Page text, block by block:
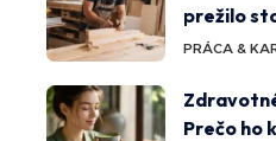
prežilo
PRÁCA &
Prečo ho